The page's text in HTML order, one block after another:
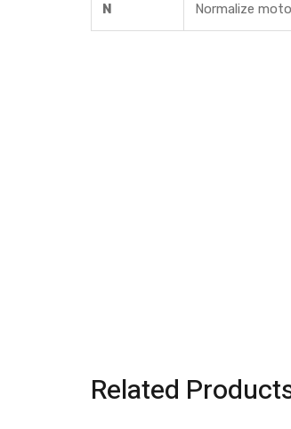
N Normalize
Related